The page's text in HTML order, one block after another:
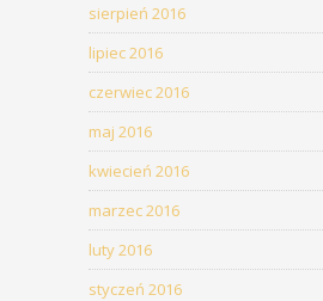
sierpień 2016
lipiec 2016
czerwiec 2016
maj 2016
kwiecień 2016
marzec 2016
luty 2016
styczeń 2016